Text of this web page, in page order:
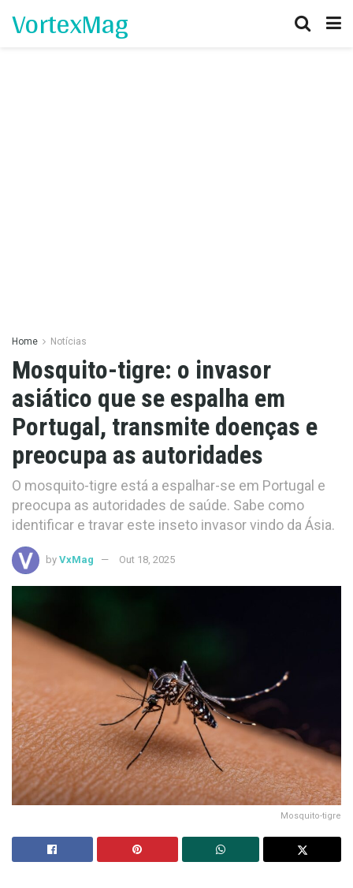
VortexMag
Home Notícias
Mosquito-tigre: o invasor
asiático que se espalha em
Portugal, transmite doenças e
preocupa as autoridades
O mosquito-tigre está a espalhar-se em Portugal e
preocupa as autoridades de saúde. Sabe como
identificar e travar este inseto invasor vindo da Ásia.
by VxMag Out 18, 2025
Mosquito-tigre